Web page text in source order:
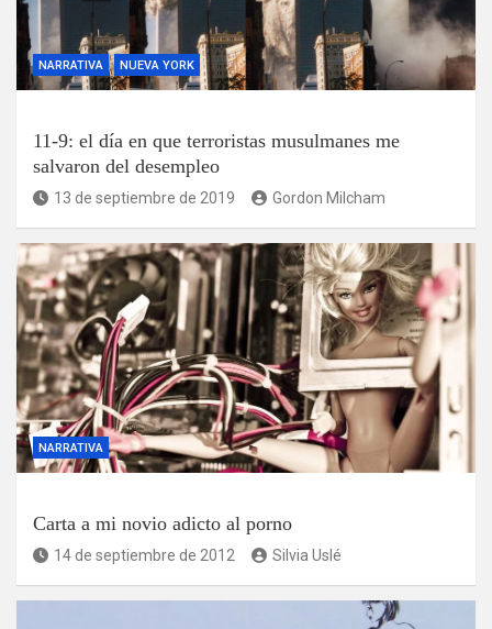
NARRATIVA NUEVA YORK
11-9: el día en que terroristas musulmanes me
salvaron del desempleo
13 de septiembre de 2019 Gordon Milcham
NARRATIVA
Carta a mi novio adicto al porno
14 de septiembre de 2012 Silvia Uslé